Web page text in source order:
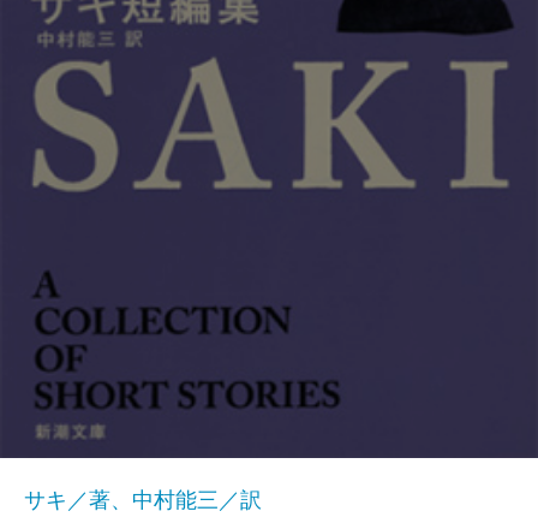
サキ／著、中村能三／訳